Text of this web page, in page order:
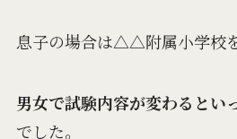
息子の場合は△△附属小学校
男女で試験内容が変わるとい
でした。